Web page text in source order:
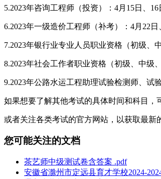
5.2023年咨询工程师（投资）：4月15日、16
6.2023年一级造价工程师（补考）：4月22日
7.2023年银行业专业人员职业资格（初级、
8.2023年社会工作者职业资格（初级、中级
9.2023年公路水运工程助理试验检测师、试
如果想要了解其他考试的具体时间和科目，
或者关注各类考试的官方网站，以获取最新
您可能关注的文档
茶艺师中级测试卷含答案 .pdf
安徽省滁州市定远县育才学校2024-